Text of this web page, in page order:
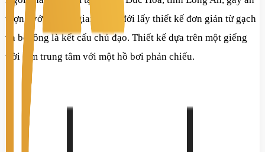
tượng với không gian nhiệt đới lấy thiết kế đơn giản từ gạch
và bê tông là kết cấu chủ đạo. Thiết kế dựa trên một giếng
trời làm trung tâm với một hồ bơi phản chiếu.